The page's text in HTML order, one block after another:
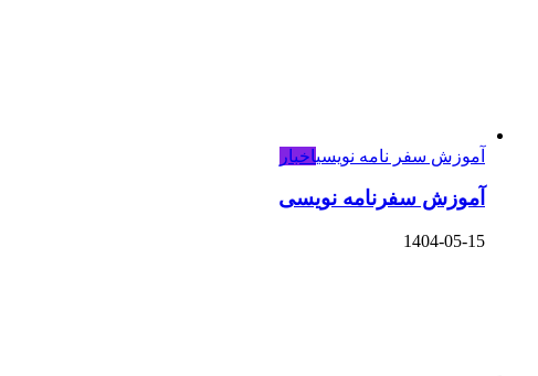
آموزش سفر نامه نویسیاخبار
آموزش سفرنامه نویسی
1404-05-15